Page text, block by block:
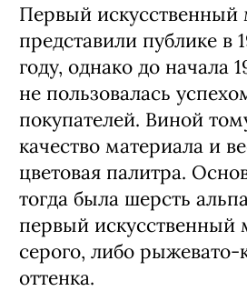
Первый искусственный
представили публике в
году, однако до начала
не пользовалась
покупателей. Виной
качество материала и
цветовая палитра.
тогда была шерсть
первый искусственный
серого, либо рыжевато-
оттенка.